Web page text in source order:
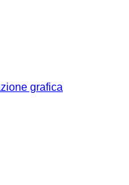
grafica